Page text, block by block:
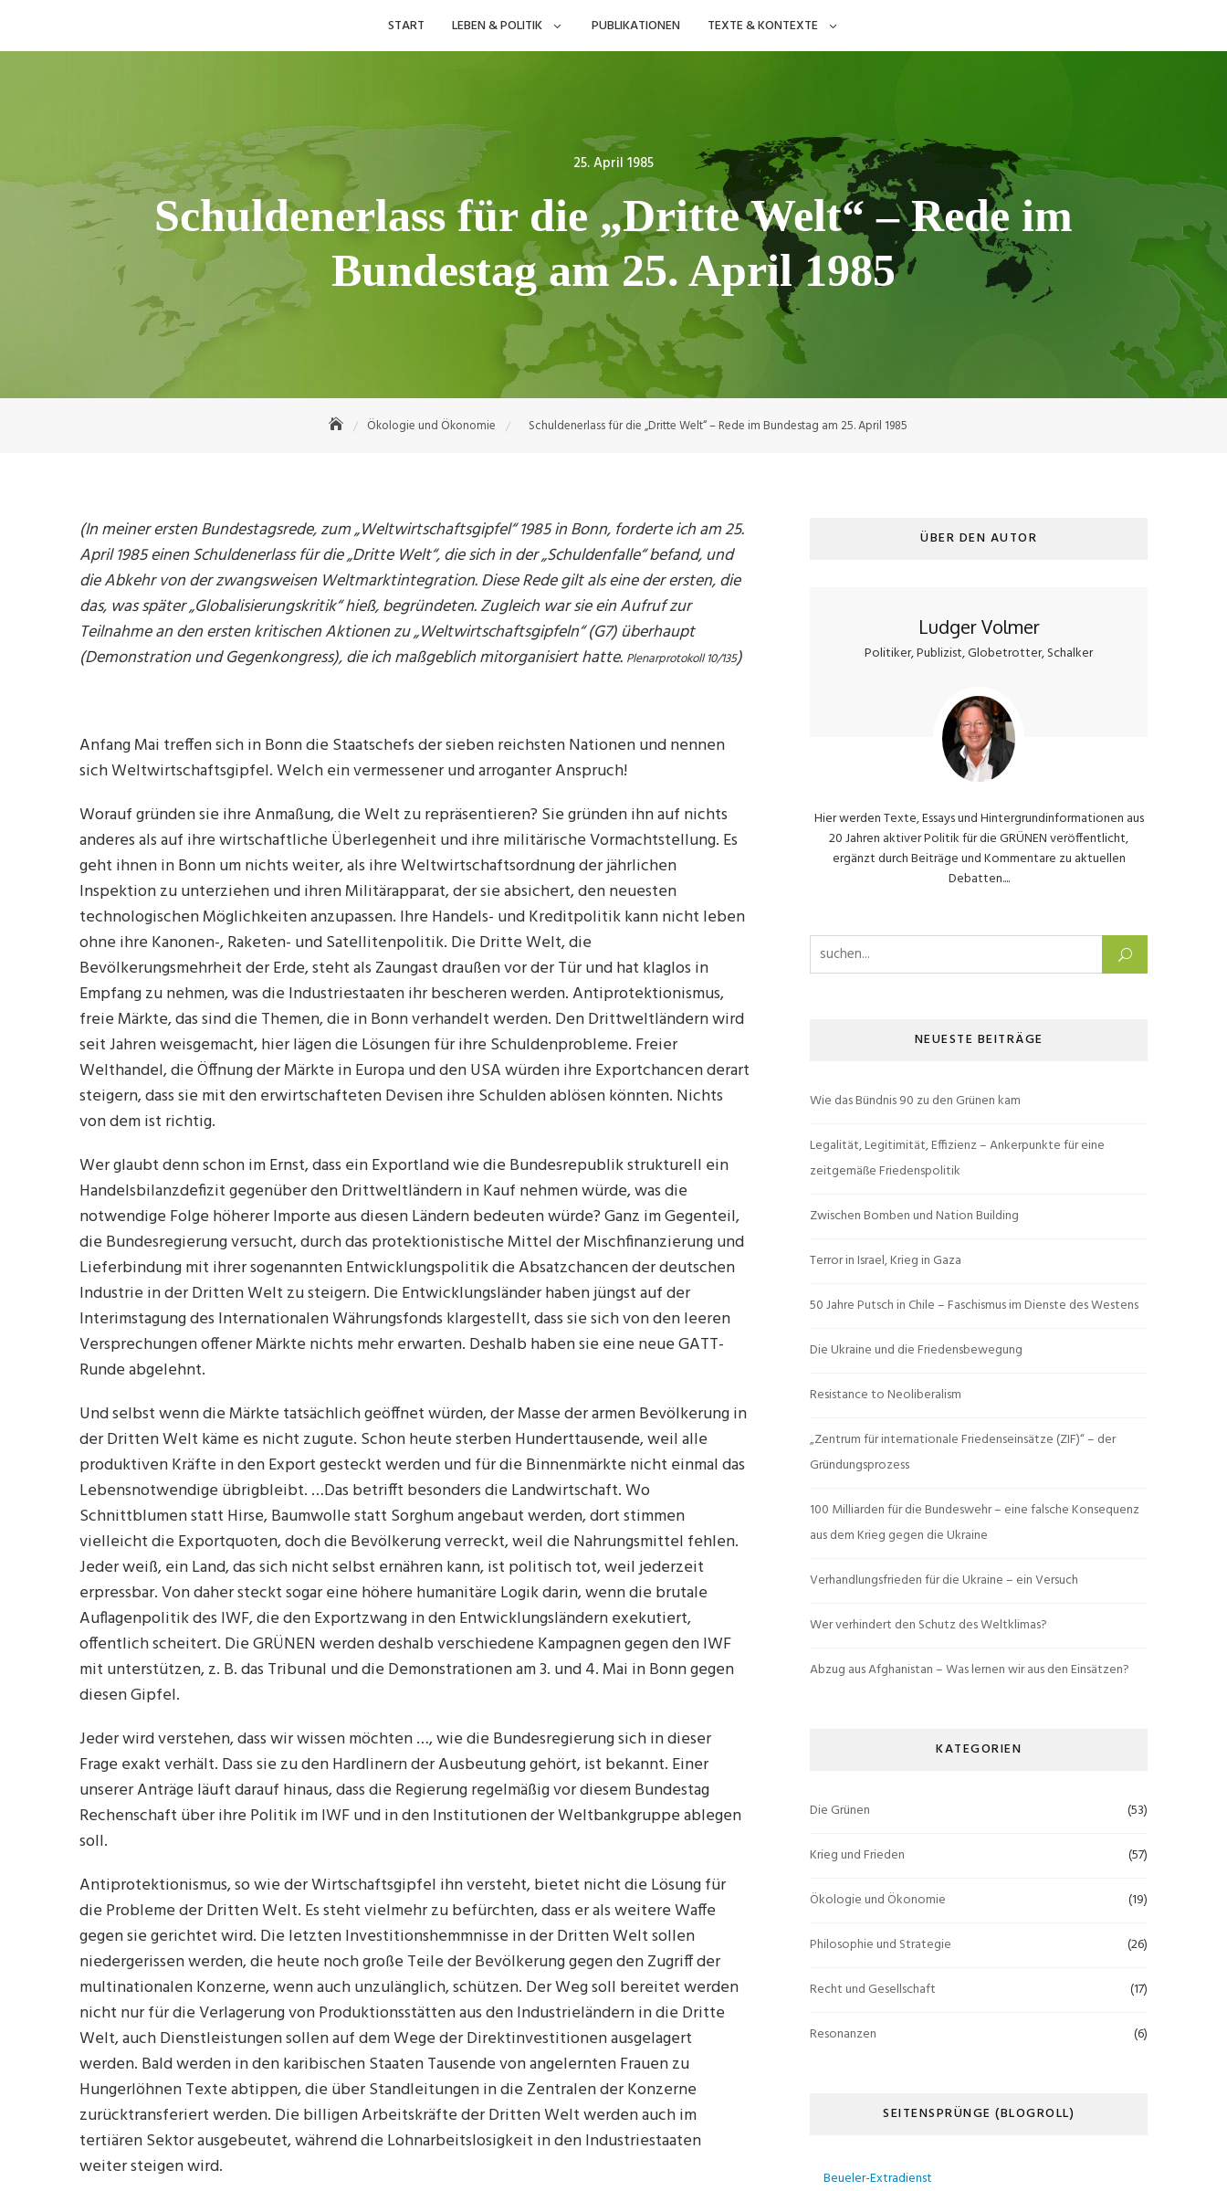
START LEBEN & POLITIK PUBLIKATIONEN TEXTE & KONTEXTE
Posted
on
25. April 1985
Schuldenerlass für die „Dritte Welt“ – Rede im
Bundestag am 25. April 1985
Ökologie und Ökonomie Schuldenerlass für die „Dritte Welt“ – Rede im Bundestag am 25. April 1985
(In meiner ersten Bundestagsrede, zum „Weltwirtschaftsgipfel“ 1985 in Bonn, forderte ich am 25.
April 1985 einen Schuldenerlass für die „Dritte Welt“, die sich in der „Schuldenfalle“ befand, und
die Abkehr von der zwangsweisen Weltmarktintegration. Diese Rede gilt als eine der ersten, die
das, was später „Globalisierungskritik“ hieß, begründeten. Zugleich war sie ein Aufruf zur
Teilnahme an den ersten kritischen Aktionen zu „Weltwirtschaftsgipfeln“ (G7) überhaupt
(Demonstration und Gegenkongress), die ich maßgeblich mitorganisiert hatte. Plenarprotokoll 10/135)
Anfang Mai treffen sich in Bonn die Staatschefs der sieben reichsten Nationen und nennen
sich Weltwirtschaftsgipfel. Welch ein vermessener und arroganter Anspruch!
Worauf gründen sie ihre Anmaßung, die Welt zu repräsentieren? Sie gründen ihn auf nichts
anderes als auf ihre wirtschaftliche Überlegenheit und ihre militärische Vormachtstellung. Es
geht ihnen in Bonn um nichts weiter, als ihre Weltwirtschaftsordnung der jährlichen
Inspektion zu unterziehen und ihren Militärapparat, der sie absichert, den neuesten
technologischen Möglichkeiten anzupassen. Ihre Handels- und Kreditpolitik kann nicht leben
ohne ihre Kanonen-, Raketen- und Satellitenpolitik. Die Dritte Welt, die
Bevölkerungsmehrheit der Erde, steht als Zaungast draußen vor der Tür und hat klaglos in
Empfang zu nehmen, was die Industriestaaten ihr bescheren werden. Antiprotektionismus,
freie Märkte, das sind die Themen, die in Bonn verhandelt werden. Den Drittweltländern wird
seit Jahren weisgemacht, hier lägen die Lösungen für ihre Schuldenprobleme. Freier
Welthandel, die Öffnung der Märkte in Europa und den USA würden ihre Exportchancen derart
steigern, dass sie mit den erwirtschafteten Devisen ihre Schulden ablösen könnten. Nichts
von dem ist richtig.
Wer glaubt denn schon im Ernst, dass ein Exportland wie die Bundesrepublik strukturell ein
Handelsbilanzdefizit gegenüber den Drittweltländern in Kauf nehmen würde, was die
notwendige Folge höherer Importe aus diesen Ländern bedeuten würde? Ganz im Gegenteil,
die Bundesregierung versucht, durch das protektionistische Mittel der Mischfinanzierung und
Lieferbindung mit ihrer sogenannten Entwicklungspolitik die Absatzchancen der deutschen
Industrie in der Dritten Welt zu steigern. Die Entwicklungsländer haben jüngst auf der
Interimstagung des Internationalen Währungsfonds klargestellt, dass sie sich von den leeren
Versprechungen offener Märkte nichts mehr erwarten. Deshalb haben sie eine neue GATT-
Runde abgelehnt.
Und selbst wenn die Märkte tatsächlich geöffnet würden, der Masse der armen Bevölkerung in
der Dritten Welt käme es nicht zugute. Schon heute sterben Hunderttausende, weil alle
produktiven Kräfte in den Export gesteckt werden und für die Binnenmärkte nicht einmal das
Lebensnotwendige übrigbleibt. …Das betrifft besonders die Landwirtschaft. Wo
Schnittblumen statt Hirse, Baumwolle statt Sorghum angebaut werden, dort stimmen
vielleicht die Exportquoten, doch die Bevölkerung verreckt, weil die Nahrungsmittel fehlen.
Jeder weiß, ein Land, das sich nicht selbst ernähren kann, ist politisch tot, weil jederzeit
erpressbar. Von daher steckt sogar eine höhere humanitäre Logik darin, wenn die brutale
Auflagenpolitik des IWF, die den Exportzwang in den Entwicklungsländern exekutiert,
offentlich scheitert. Die GRÜNEN werden deshalb verschiedene Kampagnen gegen den IWF
mit unterstützen, z. B. das Tribunal und die Demonstrationen am 3. und 4. Mai in Bonn gegen
diesen Gipfel.
Jeder wird verstehen, dass wir wissen möchten …, wie die Bundesregierung sich in dieser
Frage exakt verhält. Dass sie zu den Hardlinern der Ausbeutung gehört, ist bekannt. Einer
unserer Anträge läuft darauf hinaus, dass die Regierung regelmäßig vor diesem Bundestag
Rechenschaft über ihre Politik im IWF und in den Institutionen der Weltbankgruppe ablegen
soll.
Antiprotektionismus, so wie der Wirtschaftsgipfel ihn versteht, bietet nicht die Lösung für
die Probleme der Dritten Welt. Es steht vielmehr zu befürchten, dass er als weitere Waffe
gegen sie gerichtet wird. Die letzten Investitionshemmnisse in der Dritten Welt sollen
niedergerissen werden, die heute noch große Teile der Bevölkerung gegen den Zugriff der
multinationalen Konzerne, wenn auch unzulänglich, schützen. Der Weg soll bereitet werden
nicht nur für die Verlagerung von Produktionsstätten aus den Industrieländern in die Dritte
Welt, auch Dienstleistungen sollen auf dem Wege der Direktinvestitionen ausgelagert
werden. Bald werden in den karibischen Staaten Tausende von angelernten Frauen zu
Hungerlöhnen Texte abtippen, die über Standleitungen in die Zentralen der Konzerne
zurücktransferiert werden. Die billigen Arbeitskräfte der Dritten Welt werden auch im
tertiären Sektor ausgebeutet, während die Lohnarbeitslosigkeit in den Industriestaaten
weiter steigen wird.
ÜBER DEN AUTOR
Ludger Volmer
Politiker, Publizist, Globetrotter, Schalker
Hier werden Texte, Essays und Hintergrundinformationen aus
20 Jahren aktiver Politik für die GRÜNEN veröffentlicht,
ergänzt durch Beiträge und Kommentare zu aktuellen
Debatten....
Suchen nach:
NEUESTE BEITRÄGE
Wie das Bündnis 90 zu den Grünen kam
Legalität, Legitimität, Effizienz – Ankerpunkte für eine
zeitgemäße Friedenspolitik
Zwischen Bomben und Nation Building
Terror in Israel, Krieg in Gaza
50 Jahre Putsch in Chile – Faschismus im Dienste des Westens
Die Ukraine und die Friedensbewegung
Resistance to Neoliberalism
„Zentrum für internationale Friedenseinsätze (ZIF)“ – der
Gründungsprozess
100 Milliarden für die Bundeswehr – eine falsche Konsequenz
aus dem Krieg gegen die Ukraine
Verhandlungsfrieden für die Ukraine – ein Versuch
Wer verhindert den Schutz des Weltklimas?
Abzug aus Afghanistan – Was lernen wir aus den Einsätzen?
KATEGORIEN
Die Grünen (53)
Krieg und Frieden (57)
Ökologie und Ökonomie (19)
Philosophie und Strategie (26)
Recht und Gesellschaft (17)
Resonanzen (6)
SEITENSPRÜNGE (BLOGROLL)
Beueler-Extradienst